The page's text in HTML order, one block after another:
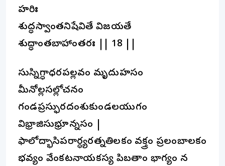
హరిః
శుద్ధస్వాంతనిషేవితే విజయతే
శుద్ధాంతబాహాంతరః || 18 ||
సుస్నిగ్ధాధరపల్లవం మృదుహసం
మీనోల్లసల్లోచనం
గండప్రస్ఫురదంశుకుండలయుగం
విభ్రాజిసుభ్రూన్నసం |
ఫాలోద్భాసిపరార్ధ్యరత్నతిలకం వక్త్రం ప్రలంబాలకం
భవ్యం వేంకటనాయకస్య పిబతాం భాగ్యం న